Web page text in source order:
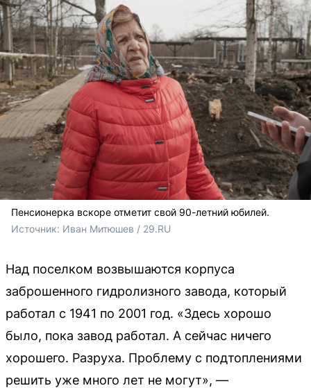
Пенсионерка вскоре отметит свой 90-летний юбилей.
Источник: Иван Митюшев / 29.RU
Над поселком возвышаются корпуса
заброшенного гидролизного завода, который
работал с 1941 по 2001 год. «Здесь хорошо
было, пока завод работал. А сейчас ничего
хорошего. Разруха. Проблему с подтоплениями
решить уже много лет не могут», —